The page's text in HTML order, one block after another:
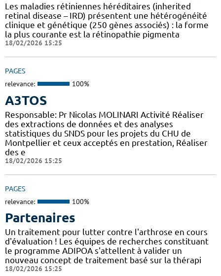
Les maladies rétiniennes héréditaires (inherited
retinal disease – IRD) présentent une hétérogénéité
clinique et génétique (250 gènes associés) : la forme
la plus courante est la rétinopathie pigmenta
18/02/2026 15:25
PAGES
relevance: 100%
A3TOS
Responsable: Pr Nicolas MOLINARI Activité Réaliser
des extractions de données et des analyses
statistiques du SNDS pour les projets du CHU de
Montpellier et ceux acceptés en prestation, Réaliser
des e
18/02/2026 15:25
PAGES
relevance: 100%
Partenaires
Un traitement pour lutter contre l'arthrose en cours
d'évaluation ! Les équipes de recherches constituant
le programme ADIPOA s'attellent à valider un
nouveau concept de traitement basé sur la thérapi
18/02/2026 15:25